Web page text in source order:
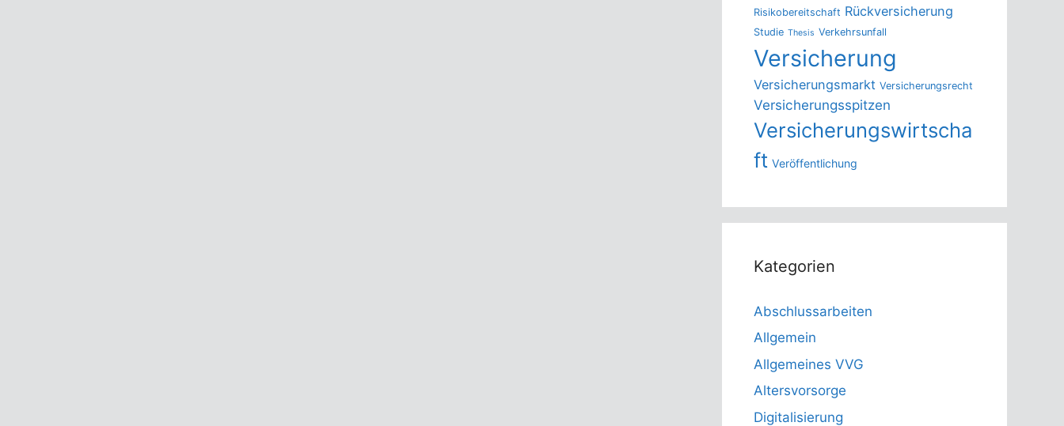
Risikobereitschaft Rückversicherung
Studie Thesis Verkehrsunfall
Versicherung
Versicherungsmarkt Versicherungsrecht
Versicherungsspitzen
Versicherungswirtscha
ft Veröffentlichung
Kategorien
Abschlussarbeiten
Allgemein
Allgemeines VVG
Altersvorsorge
Digitalisierung